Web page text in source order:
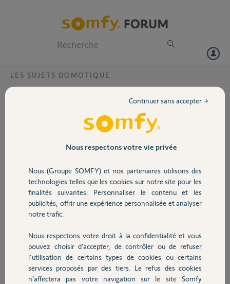
Volet
Sécurité
Domotique
Chauffage
Autres produits
LES SUJETS DOMOTIQUE
Comment appairer un elixo smart io avec
une switch, moteur déjà relié au visio 500
J’ai un portail coulissant équipé d’un Elixo Smart Io, et d’un
pas à l’appairer, sans doute une « clef » nécessaire ? Comment faire,
est-ce que le visiophone est un obstacle ? Pour info, mon portail est à
70 mètres de la switch… merci d’avance !
Merci,
il y a plus de 2 ans
Participer au fil de discussion
Nous respectons votre vie privée
Nous (Groupe SOMFY) et nos partenaires utilisons des
technologies telles que les cookies sur notre site pour les
finalités suivantes: Personnaliser le contenu et les
publicités, offrir une expérience personnalisée et analyser
notre trafic.
Nous respectons votre droit à la confidentialité et vous
pouvez choisir d’accepter, de contrôler ou de refuser
l'utilisation de certains types de cookies ou certains
services proposés par des tiers. Le refus des cookies
n’affectera pas votre navigation sur le site Somfy
Continuer sans accepter →